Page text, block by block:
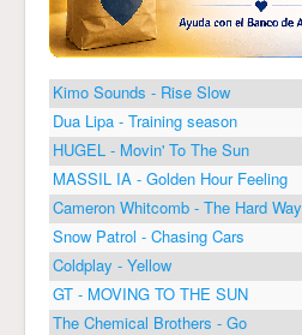
Kimo Sounds - Rise Slow
Dua Lipa - Training season
HUGEL - Movin' To The Sun
MASSIL IA - Golden Hour Feeling
Cameron Whitcomb - The Hard Way
Snow Patrol - Chasing Cars
Coldplay - Yellow
GT - MOVING TO THE SUN
The Chemical Brothers - Go